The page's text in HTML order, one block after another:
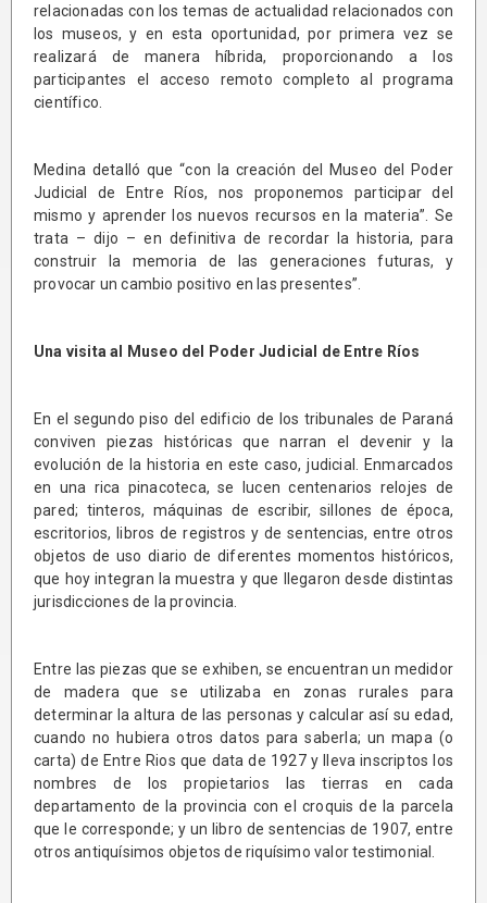
relacionadas con los temas de actualidad relacionados con
los museos, y en esta oportunidad, por primera vez se
realizará de manera híbrida, proporcionando a los
participantes el acceso remoto completo al programa
científico.
Medina detalló que “con la creación del Museo del Poder
Judicial de Entre Ríos, nos proponemos participar del
mismo y aprender los nuevos recursos en la materia”. Se
trata – dijo – en definitiva de recordar la historia, para
construir la memoria de las generaciones futuras, y
provocar un cambio positivo en las presentes”.
Una visita al Museo del Poder Judicial de Entre Ríos
En el segundo piso del edificio de los tribunales de Paraná
conviven piezas históricas que narran el devenir y la
evolución de la historia en este caso, judicial. Enmarcados
en una rica pinacoteca, se lucen centenarios relojes de
pared; tinteros, máquinas de escribir, sillones de época,
escritorios, libros de registros y de sentencias, entre otros
objetos de uso diario de diferentes momentos históricos,
que hoy integran la muestra y que llegaron desde distintas
jurisdicciones de la provincia.
Entre las piezas que se exhiben, se encuentran un medidor
de madera que se utilizaba en zonas rurales para
determinar la altura de las personas y calcular así su edad,
cuando no hubiera otros datos para saberla; un mapa (o
carta) de Entre Rios que data de 1927 y lleva inscriptos los
nombres de los propietarios las tierras en cada
departamento de la provincia con el croquis de la parcela
que le corresponde; y un libro de sentencias de 1907, entre
otros antiquísimos objetos de riquísimo valor testimonial.